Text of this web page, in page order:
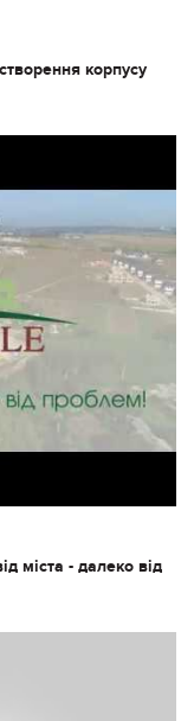
корпусу
міста - далеко від